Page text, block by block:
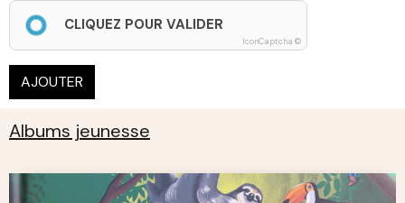
CLIQUEZ POUR VALIDER
IconCaptcha ©
AJOUTER
Albums jeunesse